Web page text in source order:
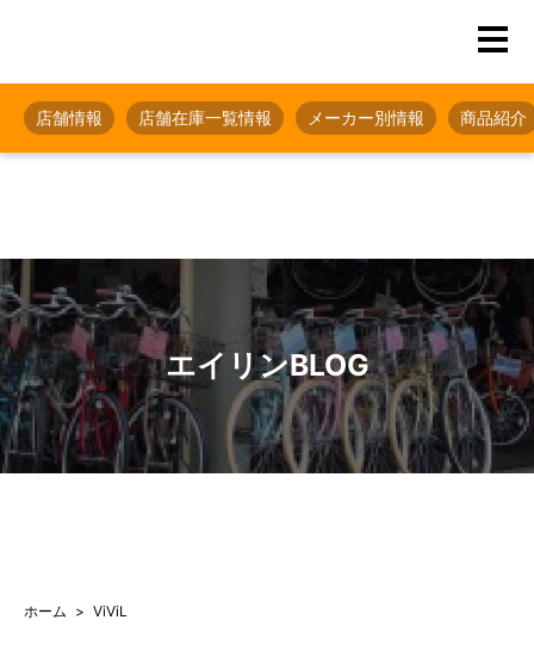
店舗情報 店舗在庫一覧情報 メーカー別情報 商品紹介
エイリンBLOG
ホーム ViViL